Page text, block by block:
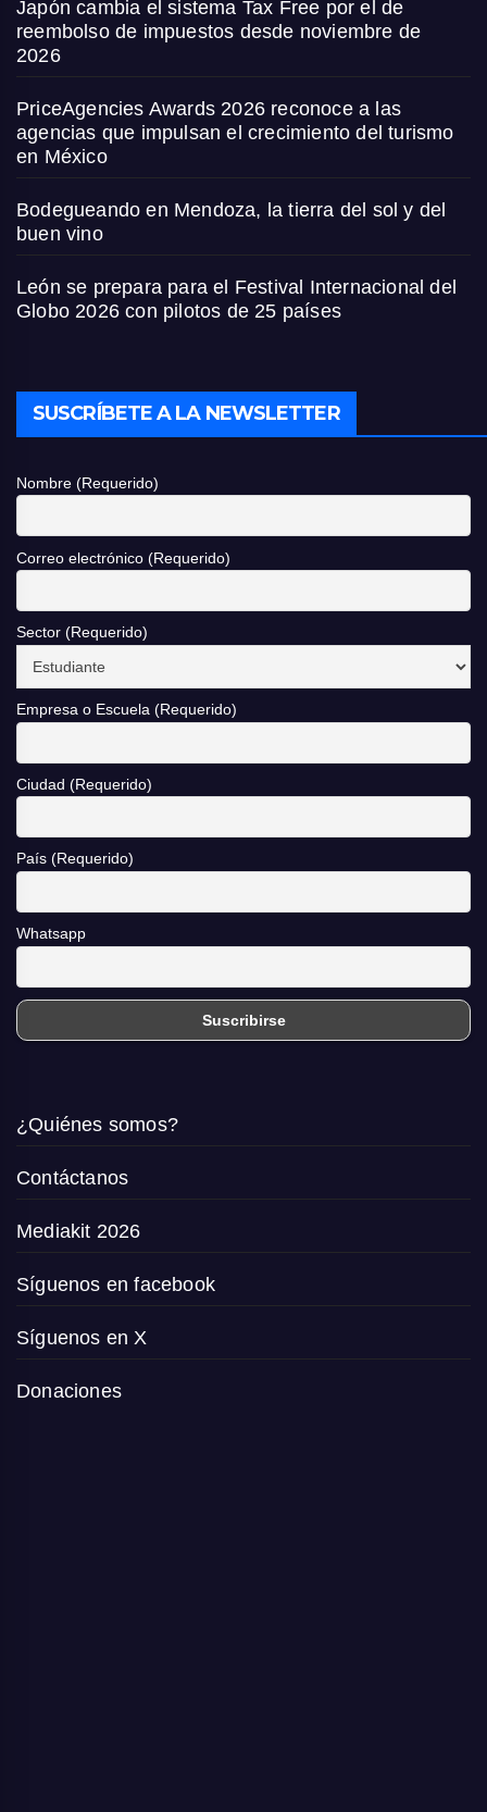
Japón cambia el sistema Tax Free por el de
reembolso de impuestos desde noviembre de
2026
PriceAgencies Awards 2026 reconoce a las
agencias que impulsan el crecimiento del turismo
en México
Bodegueando en Mendoza, la tierra del sol y del
buen vino
León se prepara para el Festival Internacional del
Globo 2026 con pilotos de 25 países
SUSCRÍBETE A LA NEWSLETTER
Nombre (Requerido)
Correo electrónico (Requerido)
Sector (Requerido)
Empresa o Escuela (Requerido)
Ciudad (Requerido)
País (Requerido)
Whatsapp
¿Quiénes somos?
Contáctanos
Mediakit 2026
Síguenos en facebook
Síguenos en X
Donaciones